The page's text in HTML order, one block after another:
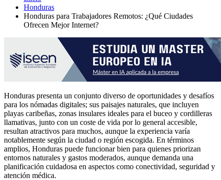
Honduras
Honduras para Trabajadores Remotos: ¿Qué Ciudades
Ofrecen Mejor Internet?
Honduras presenta un conjunto diverso de oportunidades y desafíos
para los nómadas digitales; sus paisajes naturales, que incluyen
playas caribeñas, zonas insulares ideales para el buceo y cordilleras
llamativas, junto con un coste de vida por lo general accesible,
resultan atractivos para muchos, aunque la experiencia varía
notablemente según la ciudad o región escogida. En términos
amplios, Honduras puede funcionar bien para quienes priorizan
entornos naturales y gastos moderados, aunque demanda una
planificación cuidadosa en aspectos como conectividad, seguridad y
atención médica.